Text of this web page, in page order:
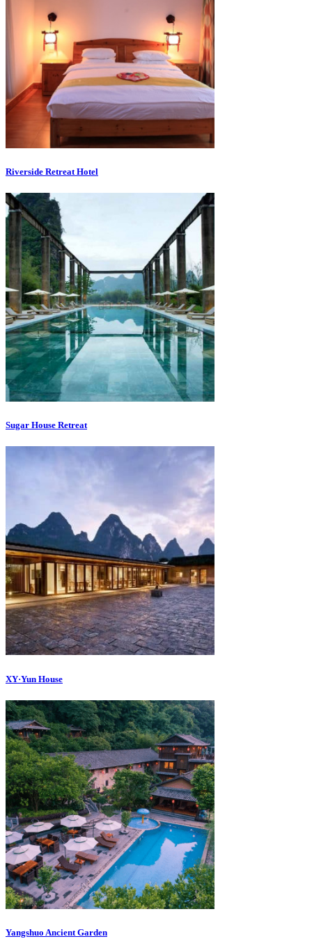
Riverside Retreat Hotel
Sugar House Retreat
XY·Yun House
Yangshuo Ancient Garden